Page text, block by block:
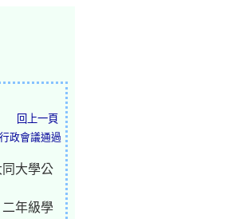
回上一頁
政會議通過
大學公
年級學